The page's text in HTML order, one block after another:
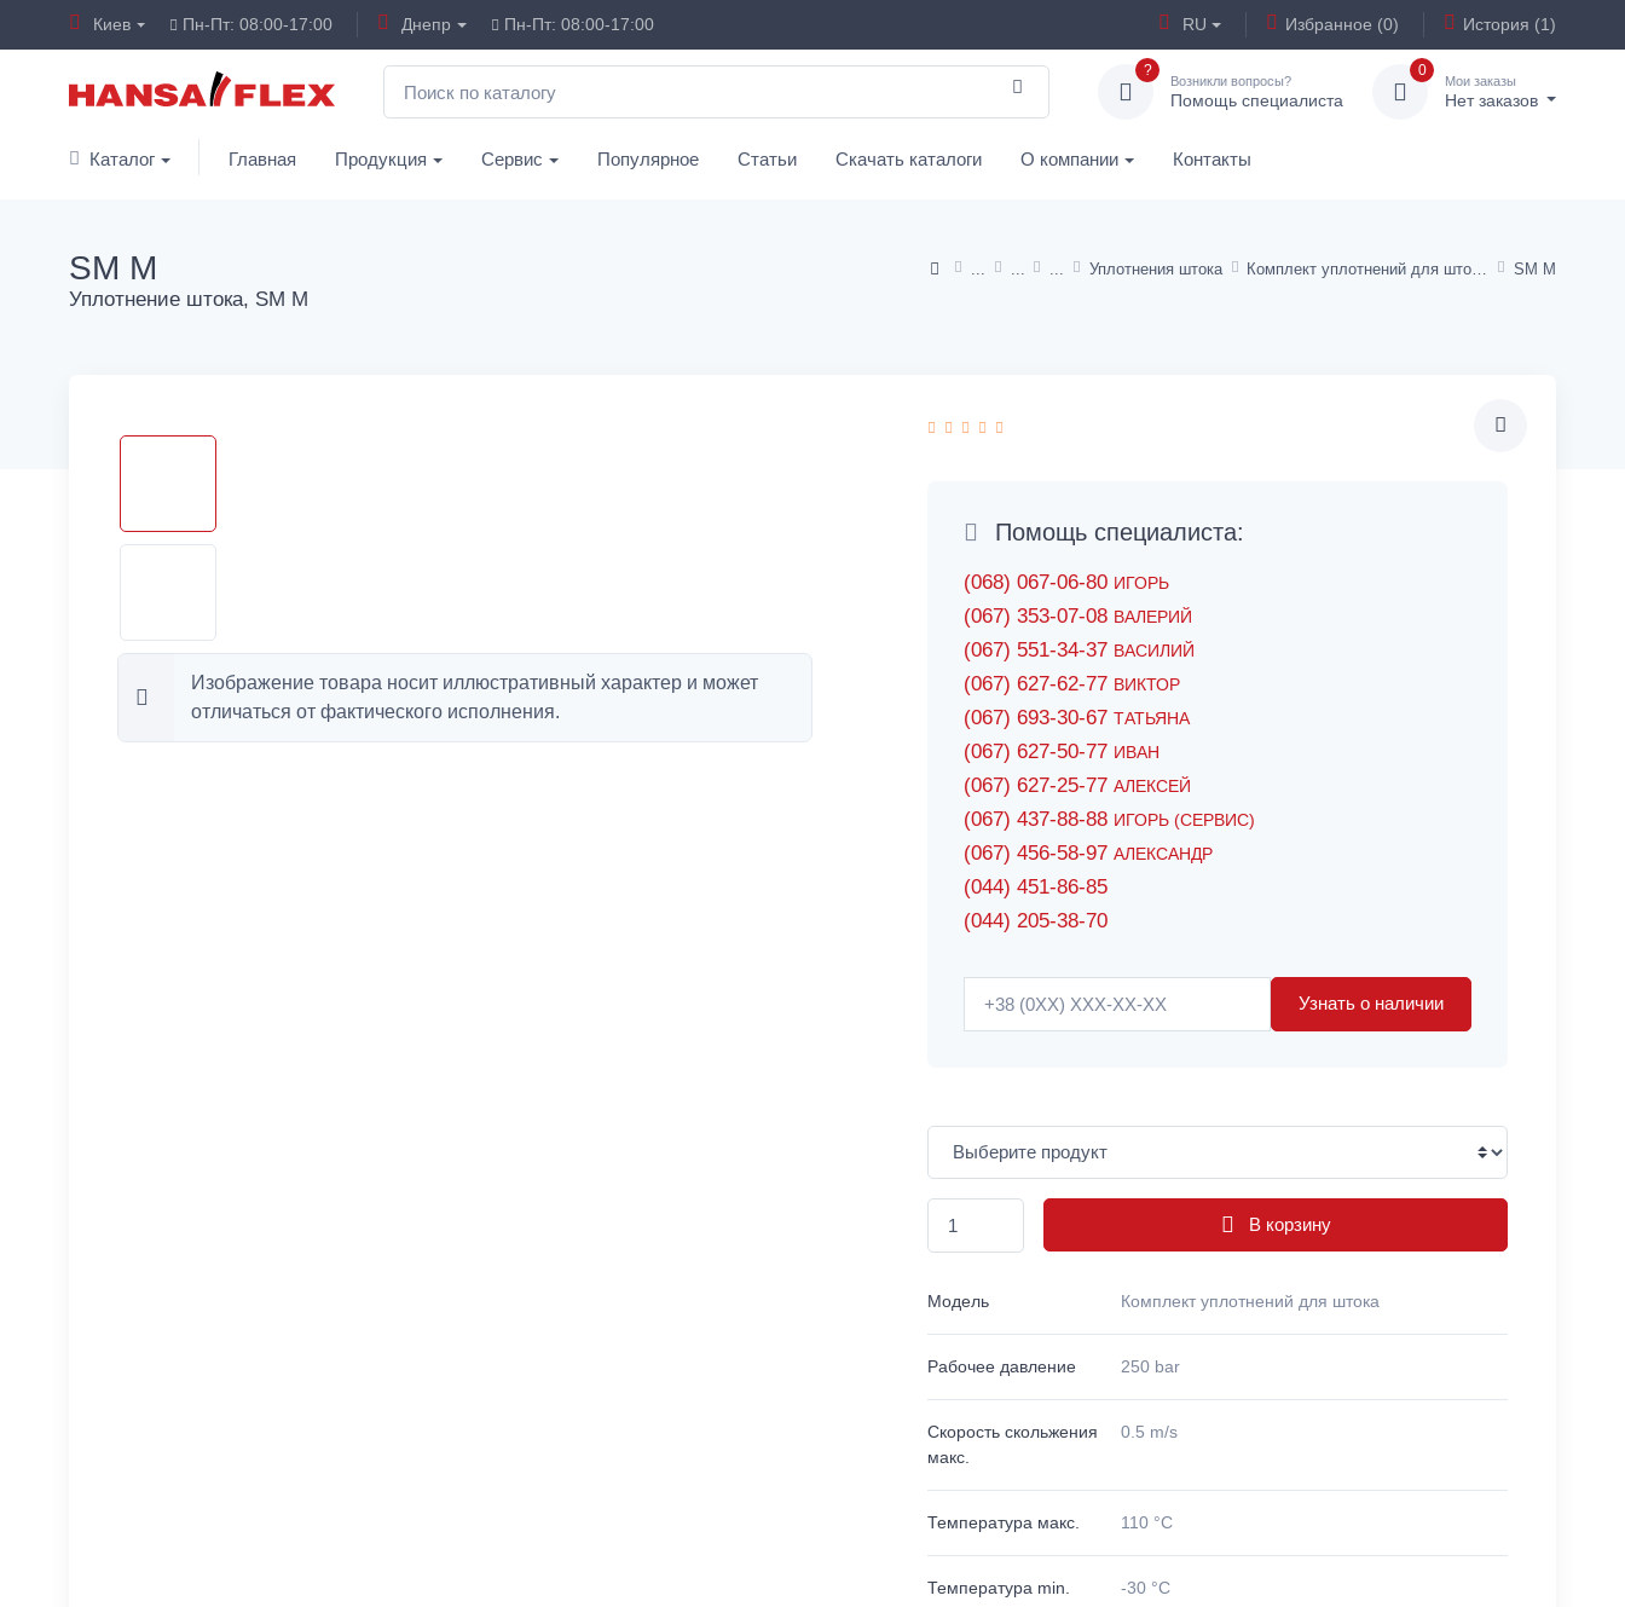
Киев Пн-Пт: 08:00-17:00 Днепр Пн-Пт: 08:00-17:00 RU Избранное (0) История (1)
?
Возникли вопросы?
Помощь специалиста
0
Мои заказы
Нет заказов
Каталог Главная Продукция Сервис Популярное Статьи Скачать каталоги О компании Контакты
Уплотнения штока Комплект уплотнений для штока, SM, SM-M SM M
SM M
Уплотнение штока, SM M
Изображение товара носит иллюстративный характер и может
отличаться от фактического исполнения.
Помощь специалиста:
(068) 067-06-80 ИГОРЬ
(067) 353-07-08 ВАЛЕРИЙ
(067) 551-34-37 ВАСИЛИЙ
(067) 627-62-77 ВИКТОР
(067) 693-30-67 ТАТЬЯНА
(067) 627-50-77 ИВАН
(067) 627-25-77 АЛЕКСЕЙ
(067) 437-88-88 ИГОРЬ (СЕРВИС)
(067) 456-58-97 АЛЕКСАНДР
(044) 451-86-85
(044) 205-38-70
Узнать о наличии
В корзину
Модель Комплект уплотнений для штока
Рабочее давление 250 bar
Скорость скольжения
макс.
0.5 m/s
Температура макс. 110 °C
Температура min. -30 °C